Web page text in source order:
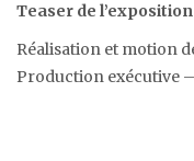
Teaser de l’exposition
Réalisation et motion
Production exécutive